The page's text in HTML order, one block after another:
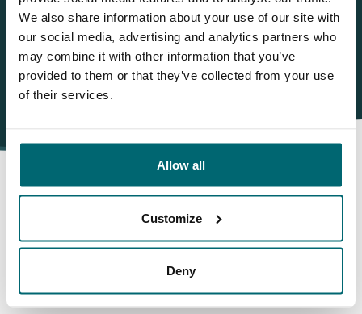
We also share information about your use of our site with
our social media, advertising and analytics partners who
may combine it with other information that you’ve
provided to them or that they’ve collected from your use
of their services.
Allow all
Customize
Deny
WhatsApp:+31 6 5519 1755
Darum buchen Sie bei The
Carp Specialist
35030 Anglerhaben uns bereits bewertet